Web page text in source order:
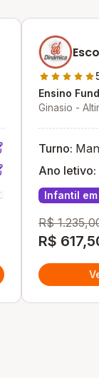
Ensino
Ginasio -
Turno:
Ano letivo:
Infantil
R$
R$